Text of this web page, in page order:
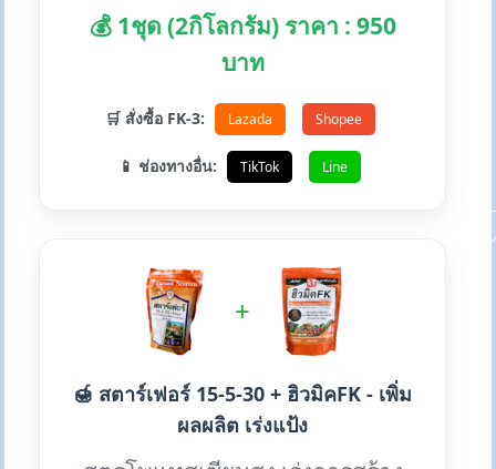
💰 1ชุด (2กิโลกรัม) ราคา : 950
บาท
🛒 สั่งซื้อ FK-3: Lazada Shopee
📱 ช่องทางอื่น: TikTok Line
+
🍯 สตาร์เฟอร์ 15-5-30 + ฮิวมิคFK - เพิ่ม
ผลผลิต เร่งแป้ง